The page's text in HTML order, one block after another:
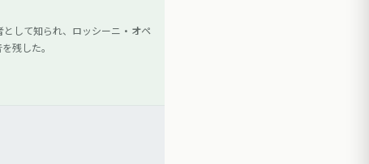
して知られ、ロッシーニ・オペ
残した。